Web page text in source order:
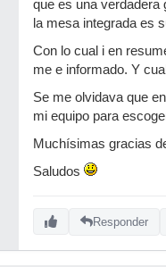
que es una verdadera
la mesa integrada es
Con lo cual i en
me e informado. Y
Se me olvidava que
mi equipo para
Muchísimas gracias
Saludos
Responder